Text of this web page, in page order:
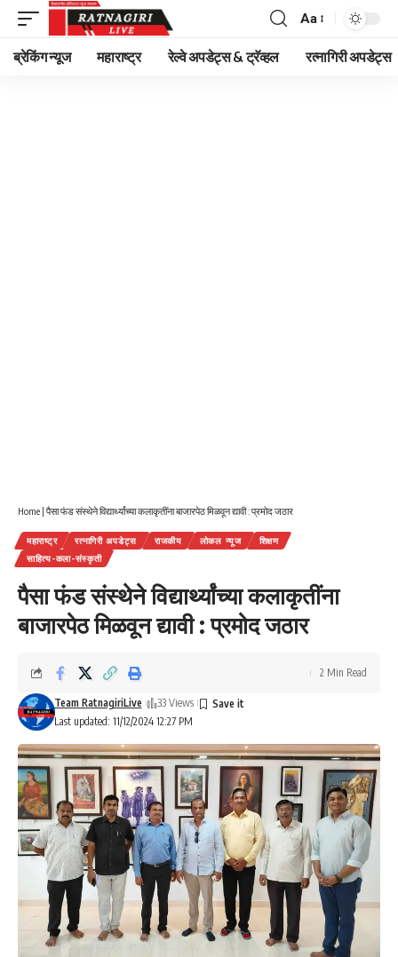
Font
Resizer
Aa
ब्रेकिंग न्यूज महाराष्ट्र रेल्वे अपडेट्स & ट्रॅव्हल रत्नागिरी अपडेट्स
Home | पैसा फंड संस्थेने विद्यार्थ्यांच्या कलाकृतींना बाजारपेठ मिळवून द्यावी : प्रमोद जठार
महाराष्ट्र रत्नागिरी अपडेट्स राजकीय लोकल न्यूज
शिक्षण
साहित्य-कला-संस्कृती
पैसा फंड संस्थेने विद्यार्थ्यांच्या कलाकृतींना
बाजारपेठ मिळवून द्यावी : प्रमोद जठार
Last updated: 11/12/2024 12:27 PM
Team RatnagiriLive 33 Views
2 Min Read